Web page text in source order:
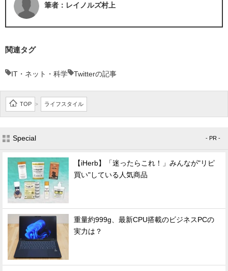
筆者：レイノルズ村上
関連タグ
IT・ネット・科学 Twitterの記事
TOP > ライフスタイル
Special - PR -
【iHerb】「迷ったらこれ！」みんなが"リピ
買い"している人気商品
重量約999g、最新CPU搭載のビジネスPCの
実力は？